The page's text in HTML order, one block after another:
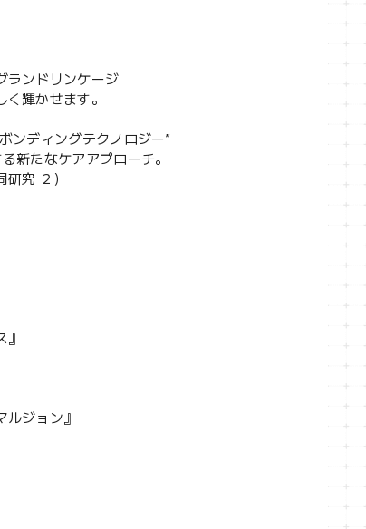
ンドリンケージ
輝かせます。
ンディングテクノロジー”
新たなケアアプローチ。
究 ２）
ジョン』